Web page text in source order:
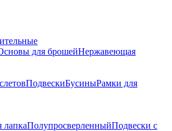
для брошейНержавеющая
ПодвескиБусиныРамки для
лапкаПолупросверленныйПодвески с